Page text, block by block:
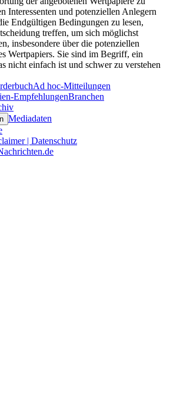
Interessenten und potenziellen Anlegern
Endgültigen Bedingungen zu lesen,
treffen, um sich möglichst
insbesondere über die potenziellen
Wertpapiers. Sie sind im Begriff, ein
nicht einfach ist und schwer zu verstehen
Ad hoc-Mitteilungen
EmpfehlungenBranchen
Mediadaten
| Datenschutz